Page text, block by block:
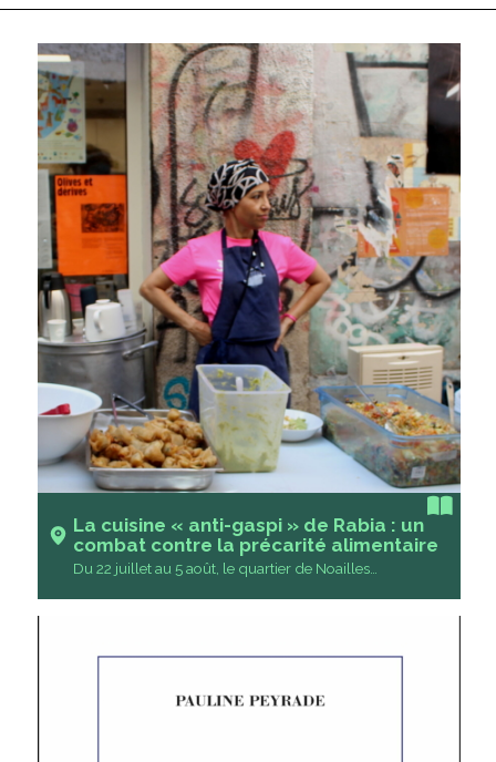
La cuisine « anti-gaspi » de Rabia : un
combat contre la précarité alimentaire
Du 22 juillet au 5 août, le quartier de Noailles…